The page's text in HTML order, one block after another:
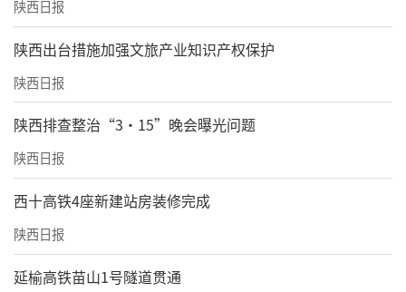
陕西日报
​陕西出台措施加强文旅产业知识产权保护
陕西日报
陕西排查整治“3·15”晚会曝光问题
陕西日报
西十高铁4座新建站房装修完成
陕西日报
延榆高铁苗山1号隧道贯通